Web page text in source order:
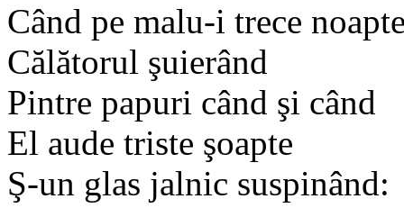
Când pe malu-i trece
Călătorul şuierând
Pintre papuri când şi când
El aude triste şoapte
Ş-un glas jalnic suspinând: